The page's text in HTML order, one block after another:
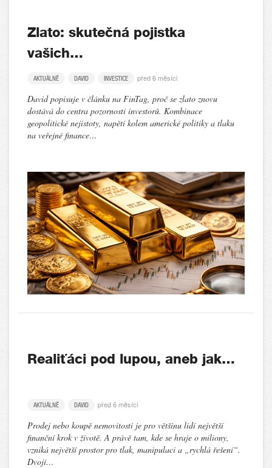
Zlato: skutečná pojistka
vašich…
AKTUÁLNĚ DAVID INVESTICE před 6 měsíci
David popisuje v článku na FinTag, proč se zlato znovu
dostává do centra pozornosti investorů. Kombinace
geopolitické nejistoty, napětí kolem americké politiky a tlaku
na veřejné finance…
Realiťáci pod lupou, aneb jak…
AKTUÁLNĚ DAVID před 6 měsíci
Prodej nebo koupě nemovitosti je pro většinu lidí největší
finanční krok v životě. A právě tam, kde se hraje o miliony,
vzniká největší prostor pro tlak, manipulaci a „rychlá řešení“.
Dvojí…